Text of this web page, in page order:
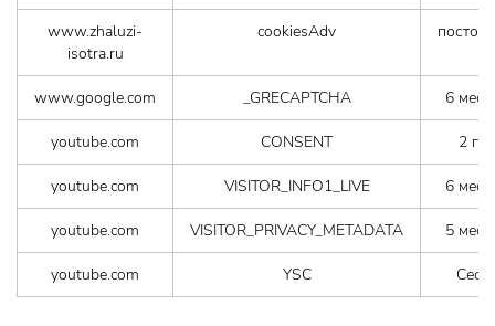
www.zhaluzi-
isotra.ru
cookiesAdv
www.google.com _GRECAPTCHA 6
youtube.com CONSENT 2
youtube.com VISITOR_INFO1_LIVE 6
youtube.com VISITOR_PRIVACY_METADATA 5
youtube.com YSC